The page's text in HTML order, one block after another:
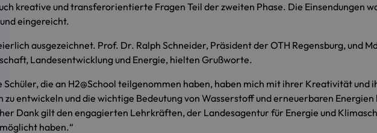
kreative und transferorientierte Fragen Teil der zweiten Phase. Die Einsendungen
eingereicht.
ausgezeichnet. Prof. Dr. Ralph Schneider, Präsident der OTH Regensburg, und
Landesentwicklung und Energie, hielten Grußworte.
die an H2@School teilgenommen haben, haben mich mit ihrer Kreativität und
zu entwickeln und die wichtige Bedeutung von Wasserstoff und erneuerbaren
Dank gilt den engagierten Lehrkräften, der Landesagentur für Energie und
haben.“